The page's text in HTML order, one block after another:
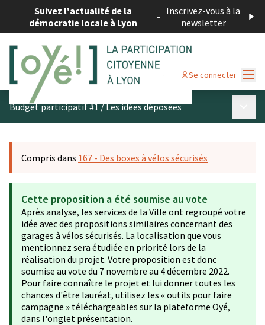
Suivez l'actualité de la
démocratie locale à Lyon
- Inscrivez-vous à la
newsletter
Se connecter
Budget participatif #1/Les idées déposées
Compris dans 167 - Des boxes à vélos sécurisés
Cette proposition a été soumise au vote
Après analyse, les services de la Ville ont regroupé votre
idée avec des propositions similaires concernant des
garages à vélos sécurisés. La localisation que vous
mentionnez sera étudiée en priorité lors de la
réalisation du projet. Votre proposition est donc
soumise au vote du 7 novembre au 4 décembre 2022.
Pour faire connaître le projet et lui donner toutes les
chances d'être lauréat, utilisez les « outils pour faire
campagne » téléchargeables sur la plateforme Oyé,
dans l'onglet présentation.